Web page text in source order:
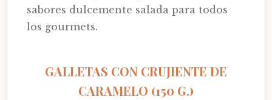
sabores dulcemente salada para todos
los gourmets.
GALLETAS CON CRUJIENTE DE
CARAMELO (150 G.)